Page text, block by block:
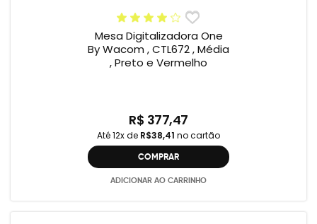
Mesa Digitalizadora One
By Wacom , CTL672 , Média
, Preto e Vermelho
R$ 377,47
Até 12x de R$38,41 no cartão
COMPRAR
ADICIONAR AO CARRINHO